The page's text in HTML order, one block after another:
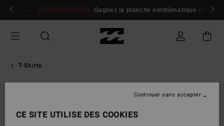
Passer
Se connecter / s'inscrire
JEU CONCOURS Gagnez la planche emblématique d'Andy
T-Shirts
CE SITE UTILISE DES COOKIES
Continuer sans accepter